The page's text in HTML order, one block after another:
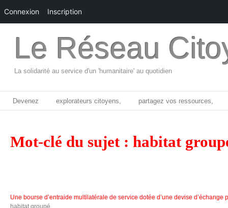
Le Réseau
La solidarité au service d'un 'humanitaire' au quotidien
Devenez explorateurs citoyens, partagez vos ressources,
Mot-clé du sujet : habitat
Une bourse d’entraide multilatérale de service dotée d’une devise d’échange
habitat groupé
Connexion Inscription